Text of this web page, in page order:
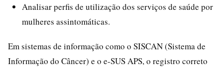
Analisar perfis de utilização dos serviços de saúde por
mulheres assintomáticas.
Em sistemas de informação como o SISCAN (Sistema de
Informação do Câncer) e o e-SUS APS, o registro correto